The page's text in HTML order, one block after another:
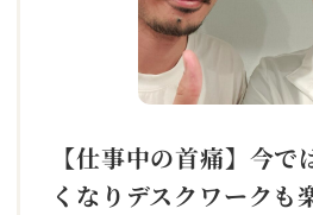
【仕事中の首痛】今
くなりデスクワークも